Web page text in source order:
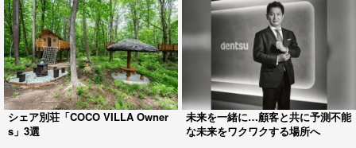
シェア別荘「COCO VILLA Owner
s」3選
未来を一緒に…顧客と共に予測不能
な未来をワクワクする場所へ